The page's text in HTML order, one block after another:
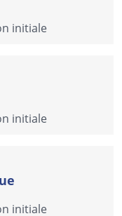
initiale
initiale
initiale